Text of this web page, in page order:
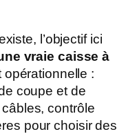
l’objectif ici
vraie caisse à
opérationnelle :
coupe et de
contrôle
pour choisir des